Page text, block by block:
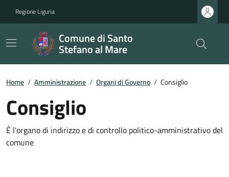
Regione Liguria
Comune di Santo
Stefano al Mare
Home / Amministrazione / Organi di Governo / Consiglio
Consiglio
È l'organo di indirizzo e di controllo politico-amministrativo del
comune